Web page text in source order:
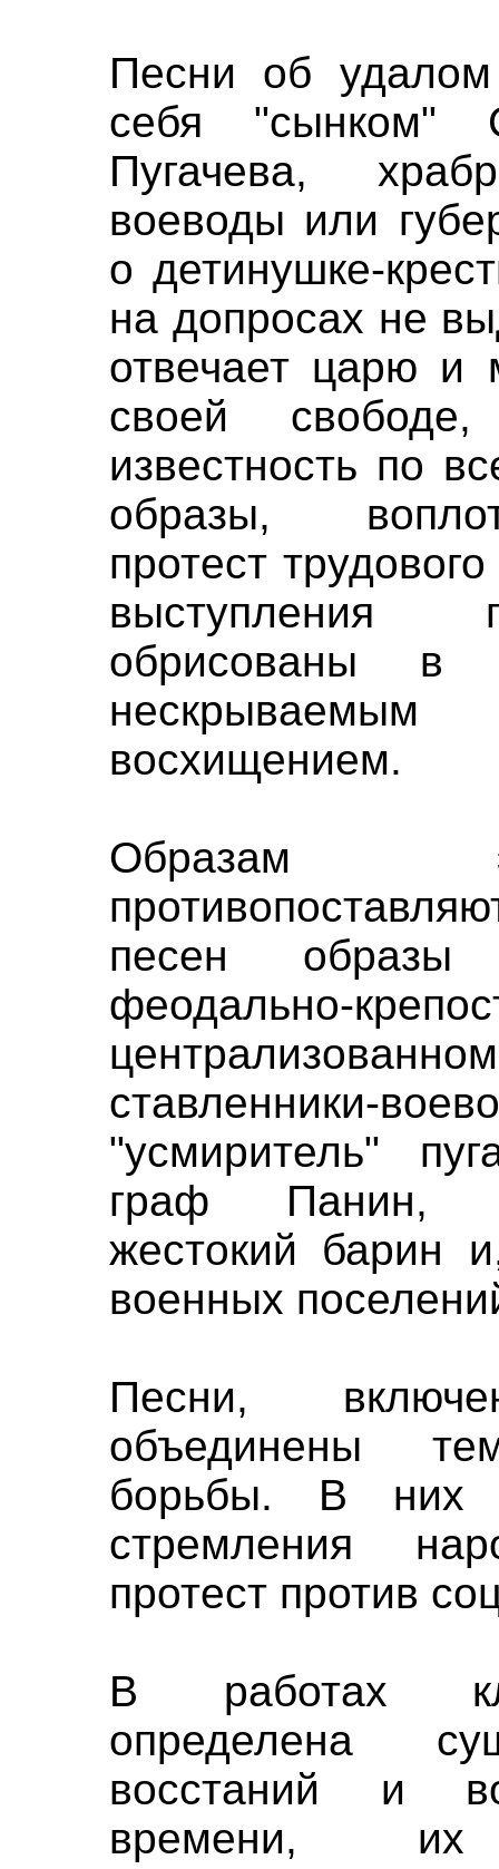
Песни об
себя "сынком"
Пугачева,
воеводы или
о детинушке-
на допросах не
отвечает царю и
своей
известность по
образы,
протест
выступления
обрисованы в
восхищением.
Образам
песен
феодально-
ставленники-
"усмиритель"
граф Панин,
жестокий барин
военных
Песни,
объединены
борьбы. В них
стремления
протест против
В работах
определена
восстаний и
времени,